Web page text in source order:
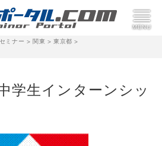
セミナー > 関東 >東京都 >
学生インターンシッ